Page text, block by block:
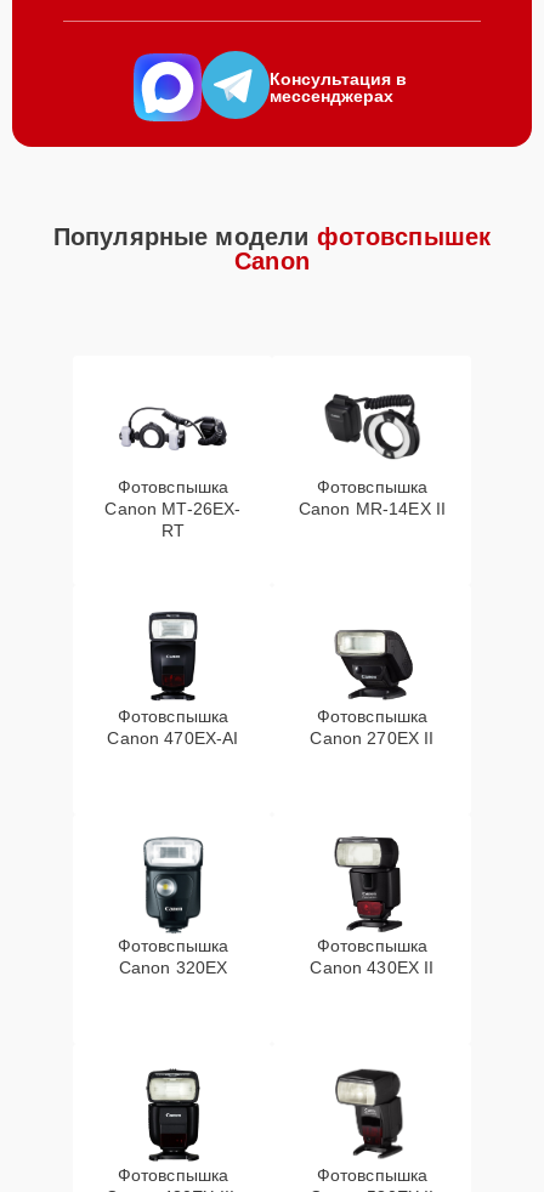
Консультация в
мессенджерах
Популярные модели фотовспышек
Canon
Фотовспышка
Canon MT-26EX-
RT
Фотовспышка
Canon MR-14EX II
Фотовспышка
Canon 470EX-AI
Фотовспышка
Canon 270EX II
Фотовспышка
Canon 320EX
Фотовспышка
Canon 430EX II
Фотовспышка
Фотовспышка